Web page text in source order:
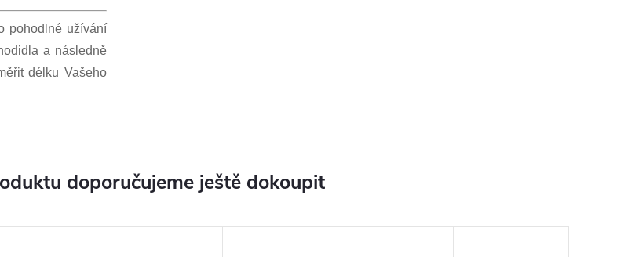
pohodlné užívání
a následně
délku Vašeho
doporučujeme ještě dokoupit